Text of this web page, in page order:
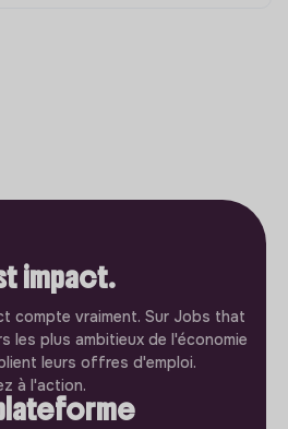
impact.
compte vraiment. Sur Jobs that
les plus ambitieux de l'économie
leurs offres d'emploi.
à l'action.